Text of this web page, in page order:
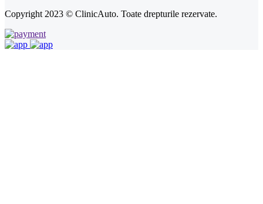
Copyright 2023 © ClinicAuto. Toate drepturile rezervate.